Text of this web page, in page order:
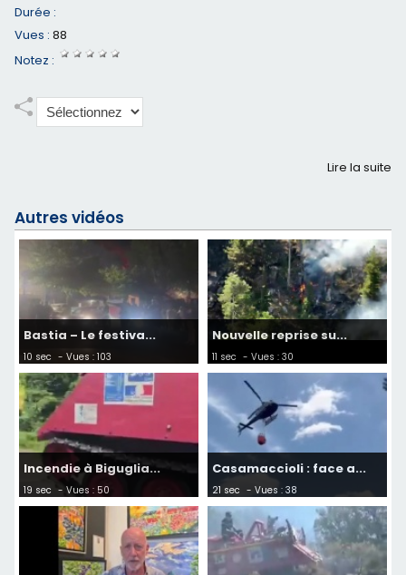
Durée :
Vues : 88
Notez :
Lire la suite
Autres vidéos
Bastia – Le festiva...
10 sec - Vues : 103
Nouvelle reprise su...
11 sec - Vues : 30
Incendie à Biguglia...
19 sec - Vues : 50
Casamaccioli : face a...
21 sec - Vues : 38